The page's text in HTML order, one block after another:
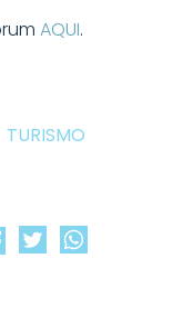
AQUI.
TURISMO